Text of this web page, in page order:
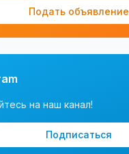
Подать объявление
на наш канал!
Подписаться